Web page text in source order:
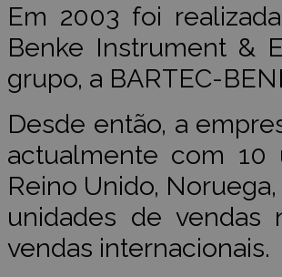
Em 2003 foi
Benke Instrument &
grupo, a BARTEC-
Desde então, a
actualmente com 10
Reino Unido,
unidades de vendas
vendas internacionais.